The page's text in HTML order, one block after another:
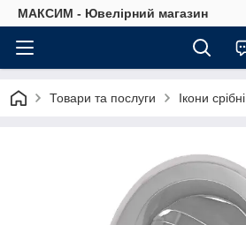
МАКСИМ - Ювелірний магазин
Товари та послуги Ікони срібні